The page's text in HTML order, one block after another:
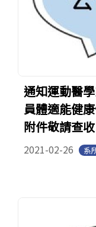
通知運動醫
員體適能健
附件敬請查收
2021-02-26 系